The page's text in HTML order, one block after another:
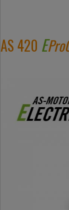
AS 420 E